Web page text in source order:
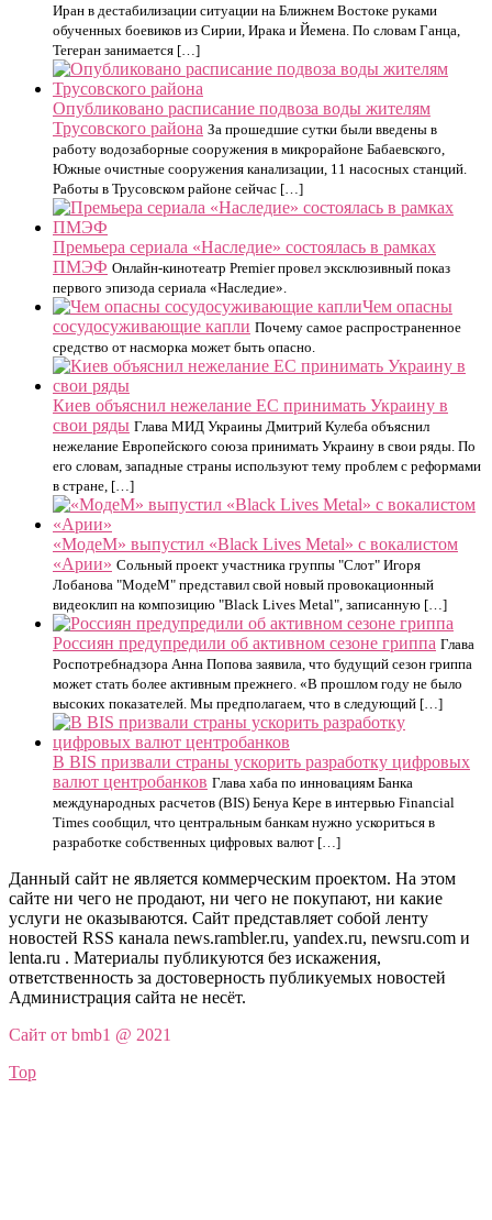
Иран в дестабилизации ситуации на Ближнем Востоке руками
обученных боевиков из Сирии, Ирака и Йемена. По словам Ганца,
Тегеран занимается […]
Опубликовано расписание подвоза воды жителям
Трусовского района За прошедшие сутки были введены в
работу водозаборные сооружения в микрорайоне Бабаевского,
Южные очистные сооружения канализации, 11 насосных станций.
Работы в Трусовском районе сейчас […]
Премьера сериала «Наследие» состоялась в рамках
ПМЭФ Онлайн-кинотеатр Premier провел эксклюзивный показ
первого эпизода сериала «Наследие».
Чем опасны
сосудосуживающие капли Почему самое распространенное
средство от насморка может быть опасно.
Киев объяснил нежелание ЕС принимать Украину в
свои ряды Глава МИД Украины Дмитрий Кулеба объяснил
нежелание Европейского союза принимать Украину в свои ряды. По
его словам, западные страны используют тему проблем с реформами
в стране, […]
«МодеМ» выпустил «Black Lives Metal» с вокалистом
«Арии» Сольный проект участника группы "Слот" Игоря
Лобанова "МодеМ" представил свой новый провокационный
видеоклип на композицию "Black Lives Metal", записанную […]
Россиян предупредили об активном сезоне гриппа Глава
Роспотребнадзора Анна Попова заявила, что будущий сезон гриппа
может стать более активным прежнего. «В прошлом году не было
высоких показателей. Мы предполагаем, что в следующий […]
В BIS призвали страны ускорить разработку цифровых
валют центробанков Глава хаба по инновациям Банка
международных расчетов (BIS) Бенуа Кере в интервью Financial
Times сообщил, что центральным банкам нужно ускориться в
разработке собственных цифровых валют […]
Данный сайт не является коммерческим проектом. На этом
сайте ни чего не продают, ни чего не покупают, ни какие
услуги не оказываются. Сайт представляет собой ленту
новостей RSS канала news.rambler.ru, yandex.ru, newsru.com и
lenta.ru . Материалы публикуются без искажения,
ответственность за достоверность публикуемых новостей
Администрация сайта не несёт.
Сайт от bmb1 @ 2021
Top